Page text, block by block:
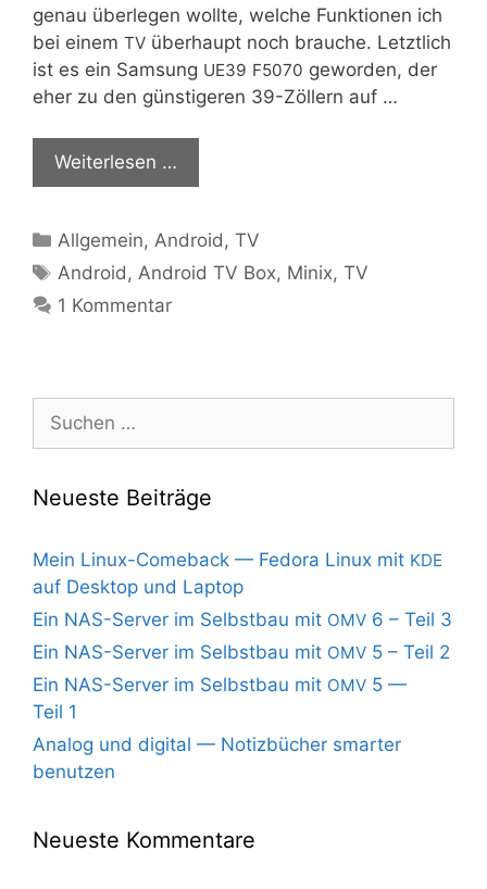
genau über­le­gen woll­te, wel­che Funk­tio­nen ich
bei einem TV über­haupt noch brau­che. Letzt­lich
ist es ein Sam­sung UE39 F5070 gewor­den, der
eher zu den güns­ti­ge­ren 39-Zöl­­lern auf …
Wei­ter­le­sen …
Kategorien
Allgemein,Android,TV
Schlagwörter
Android,Android TV Box, Minix,TV
1 Kommentar
Suchen
nach:
Neueste Beiträge
Mein Linux-Comeback — Fedora Linux mit KDE
auf Desktop und Laptop
Ein NAS-Server im Selbstbau mit OMV 6 – Teil 3
Ein NAS-Server im Selbstbau mit OMV 5 – Teil 2
Ein NAS-Server im Selbstbau mit OMV 5 —
Teil 1
Analog und digital — Notizbücher smarter
benutzen
Neueste Kommentare